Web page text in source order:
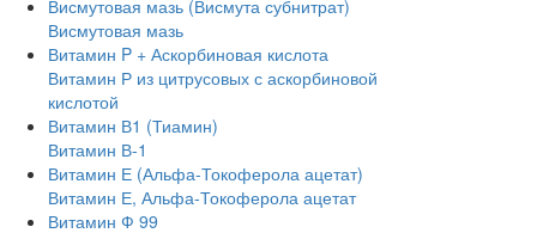
Висмутовая мазь (Висмута субнитрат)
Висмутовая мазь
Витамин P + Аскорбиновая кислота
Витамин Р из цитрусовых с аскорбиновой
кислотой
Витамин В1 (Тиамин)
Витамин В-1
Витамин Е (Альфа-Токоферола ацетат)
Витамин Е, Альфа-Токоферола ацетат
Витамин Ф 99